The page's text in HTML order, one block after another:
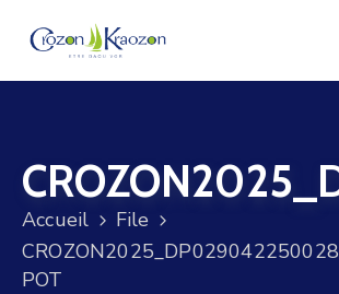
VIE
LOCALE
VIE
SOCIALE
Accueil
File
POT